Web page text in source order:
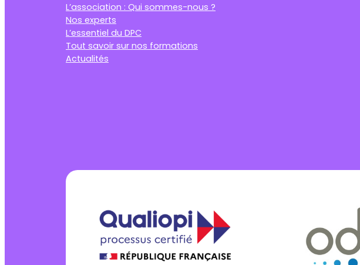
L’association : Qui sommes-nous ?
Nos experts
L’essentiel du DPC
Tout savoir sur nos formations
Actualités